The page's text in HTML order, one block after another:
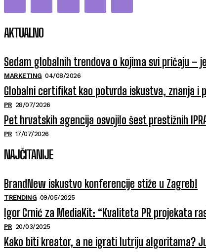
AKTUALNO
Sedam globalnih trendova o kojima svi pričaju –
MARKETING 04/08/2026
Globalni certifikat kao potvrda iskustva, znanja i
PR 28/07/2026
Pet hrvatskih agencija osvojilo šest prestižnih
PR 17/07/2026
NAJČITANIJE
BrandNew iskustvo konferencije stiže u Zagreb!
TRENDING 09/05/2025
Igor Crnić za MediaKit: “Kvaliteta PR projekata
PR 20/03/2025
Kako biti kreator, a ne igrati lutriju algoritama?